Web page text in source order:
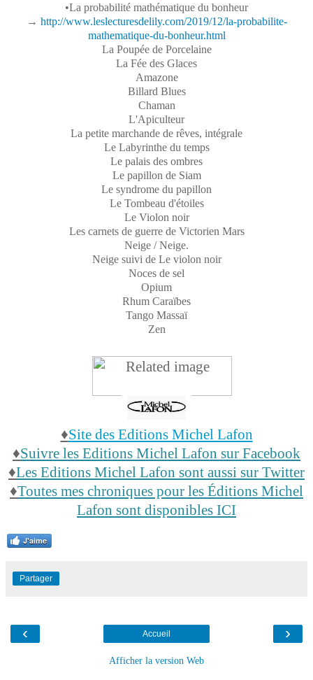
•La probabilité mathématique du bonheur
→ http://www.leslecturesdelily.com/2019/12/la-probabilite-
mathematique-du-bonheur.html
La Poupée de Porcelaine
La Fée des Glaces
Amazone
Billard Blues
Chaman
L'Apiculteur
La petite marchande de rêves, intégrale
Le Labyrinthe du temps
Le palais des ombres
Le papillon de Siam
Le syndrome du papillon
Le Tombeau d'étoiles
Le Violon noir
Les carnets de guerre de Victorien Mars
Neige / Neige.
Neige suivi de Le violon noir
Noces de sel
Opium
Rhum Caraïbes
Tango Massaï
Zen
♦Site des Editions Michel Lafon
♦Suivre les Editions Michel Lafon sur Facebook
♦Les Editions Michel Lafon sont aussi sur Twitter
♦Toutes mes chroniques pour les Éditions Michel
Lafon sont disponibles ICI
J'aime
Partager
‹ ›
Accueil
Afficher la version Web